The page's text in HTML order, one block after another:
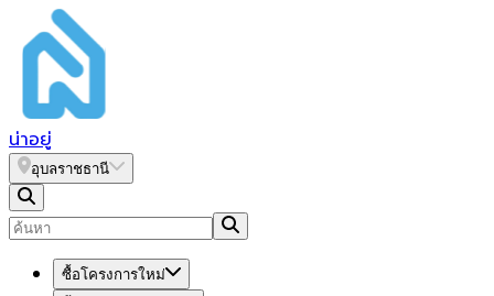
น่าอยู่
อุบลราชธานี
ซื้อโครงการใหม่